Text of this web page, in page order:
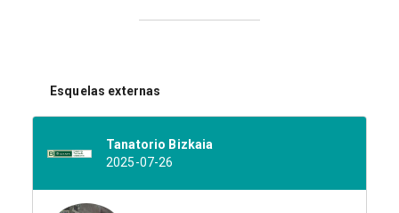
Esquelas externas
Tanatorio Bizkaia
2025-07-26